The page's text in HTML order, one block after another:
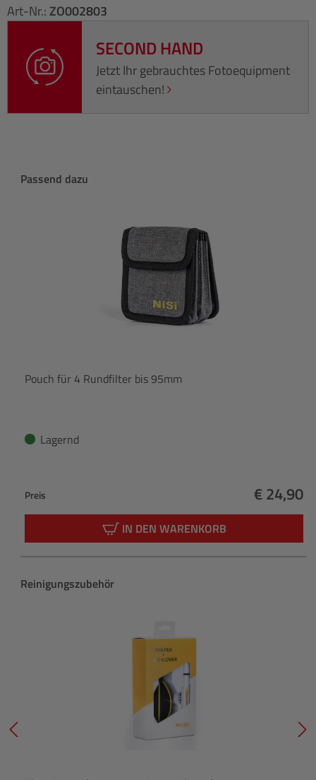
Art-Nr.: ZO002803
SECOND HAND
Jetzt Ihr gebrauchtes Fotoequipment
eintauschen!
Produktgalerie überspringen
Passend dazu
Pouch für 4 Rundfilter bis 95mm
Lagernd
Preis € 24,90
IN DEN WARENKORB
Produktgalerie überspringen
Reinigungszubehör